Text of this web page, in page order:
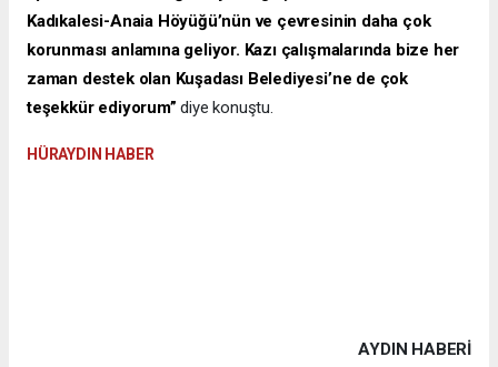
Kadıkalesi-Anaia Höyüğü’nün ve çevresinin daha çok
korunması anlamına geliyor. Kazı çalışmalarında bize her
zaman destek olan Kuşadası Belediyesi’ne de çok
teşekkür ediyorum”diye konuştu.
HÜRAYDIN HABER
AYDIN HABERİ